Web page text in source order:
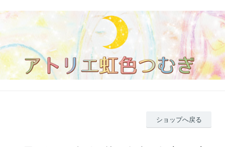
ショップへ戻る